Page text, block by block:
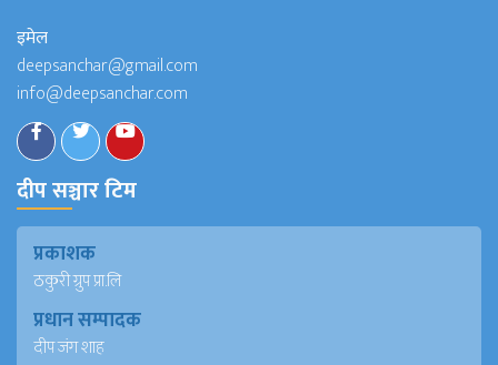
इमेल
deepsanchar@gmail.com
info@deepsanchar.com
दीप सञ्चार टिम
प्रकाशक
ठकुरी ग्रुप प्रा.लि
प्रधान सम्पादक
दीप जंग शाह